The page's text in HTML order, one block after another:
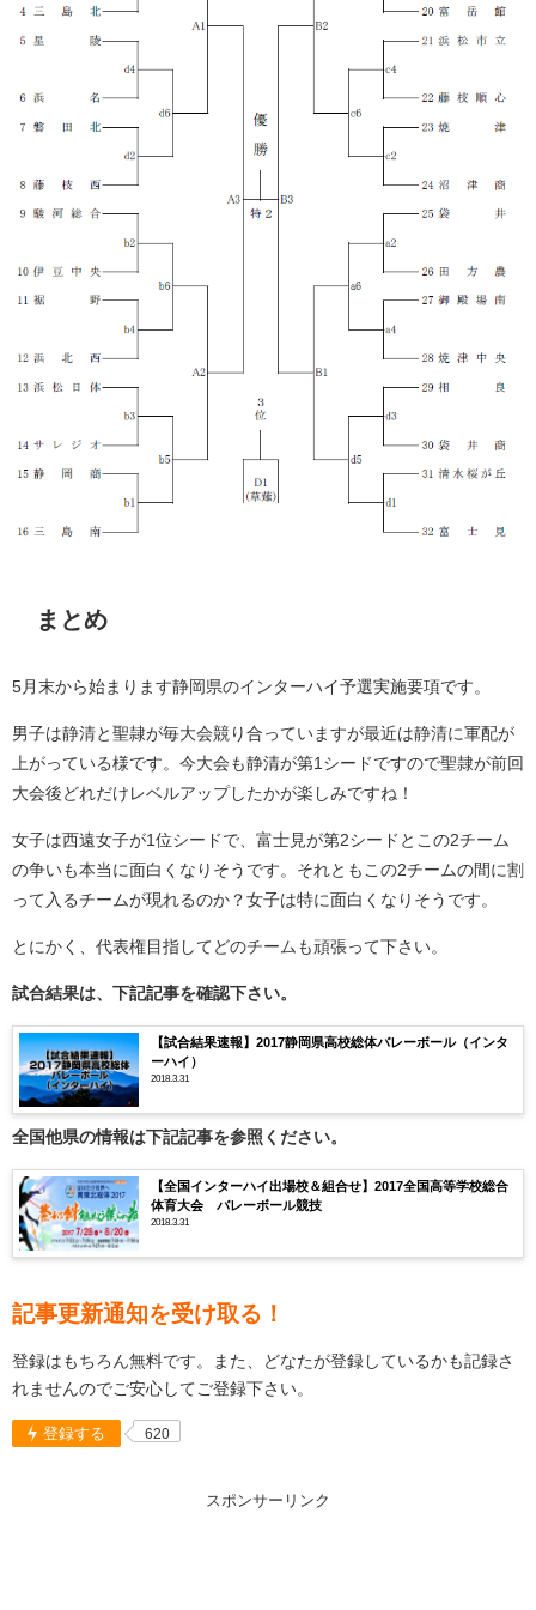
まとめ
5月末から始まります静岡県のインターハイ予選実施要項です。
男子は静清と聖隷が毎大会競り合っていますが最近は静清に軍配が
上がっている様です。今大会も静清が第1シードですので聖隷が前回
大会後どれだけレベルアップしたかが楽しみですね！
女子は西遠女子が1位シードで、富士見が第2シードとこの2チーム
の争いも本当に面白くなりそうです。それともこの2チームの間に割
って入るチームが現れるのか？女子は特に面白くなりそうです。
とにかく、代表権目指してどのチームも頑張って下さい。
試合結果は、下記記事を確認下さい。
【試合結果速報】2017静岡県高校総体バレーボール（インタ
ーハイ）
2018.3.31
全国他県の情報は下記記事を参照ください。
【全国インターハイ出場校＆組合せ】2017全国高等学校総合
体育大会 バレーボール競技
2018.3.31
記事更新通知を受け取る！
登録はもちろん無料です。また、どなたが登録しているかも記録さ
れませんのでご安心してご登録下さい。
登録する 620
スポンサーリンク